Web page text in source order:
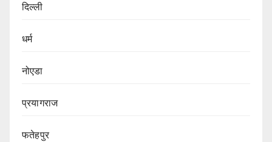
दिल्ली
धर्म
नोएडा
प्रयागराज
फतेहपुर